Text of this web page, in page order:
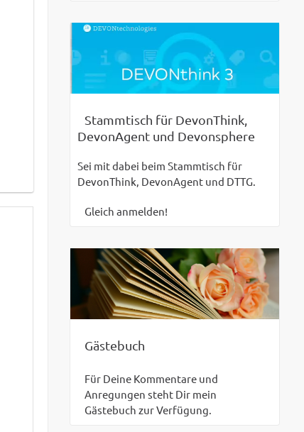
Stammtisch für DevonThink,
DevonAgent und Devonsphere
Sei mit dabei beim Stammtisch für
DevonThink, DevonAgent und DTTG.
Gleich anmelden!
Gästebuch
Für Deine Kommentare und
Anregungen steht Dir mein
Gästebuch zur Verfügung.